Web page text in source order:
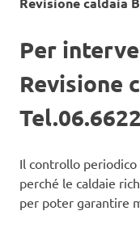
Per
Revisione
Il controllo periodico
perché le caldaie
per poter garantire